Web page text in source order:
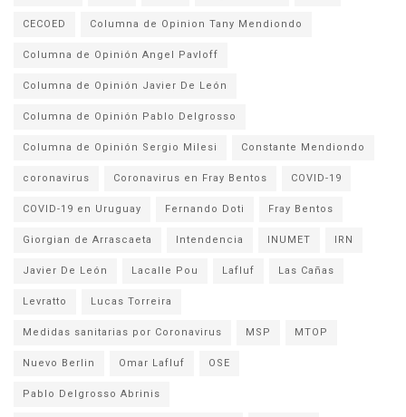
CECOED Columna de Opinion Tany Mendiondo
Columna de Opinión Angel Pavloff
Columna de Opinión Javier De León
Columna de Opinión Pablo Delgrosso
Columna de Opinión Sergio Milesi Constante Mendiondo
coronavirus Coronavirus en Fray Bentos COVID-19
COVID-19 en Uruguay Fernando Doti Fray Bentos
Giorgian de Arrascaeta Intendencia INUMET IRN
Javier De León Lacalle Pou Lafluf Las Cañas
Levratto Lucas Torreira
Medidas sanitarias por Coronavirus MSP MTOP
Nuevo Berlin Omar Lafluf OSE
Pablo Delgrosso Abrinis